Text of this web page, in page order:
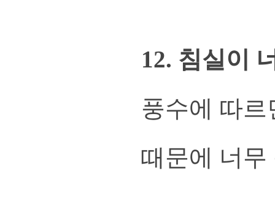
12. 침실이
풍수에 따
때문에 너무